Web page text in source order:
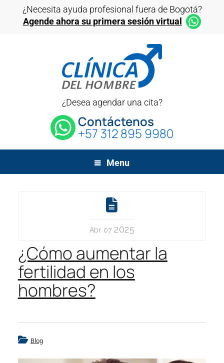
¿Necesita ayuda profesional fuera de Bogotá?
Agende ahora su primera sesión virtual
¿Desea agendar una cita?
Contáctenos
+57 312 895 9980
Menu
Abr 072025
¿Cómo aumentar la
fertilidad en los
hombres?
Blog